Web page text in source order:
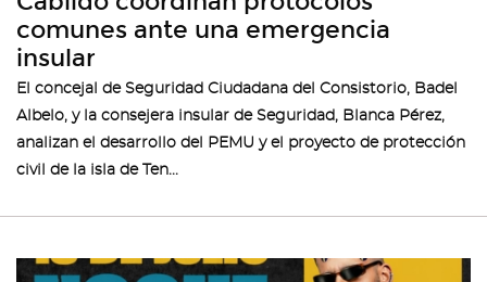
comunes ante una emergencia
insular
El concejal de Seguridad Ciudadana del Consistorio, Badel
Albelo, y la consejera insular de Seguridad, Blanca Pérez,
analizan el desarrollo del PEMU y el proyecto de protección
civil de la isla de Ten...